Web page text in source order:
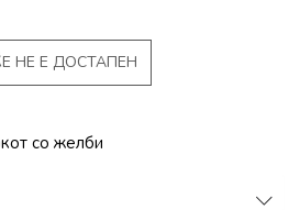
НЕ Е ДОСТАПЕН
со желби